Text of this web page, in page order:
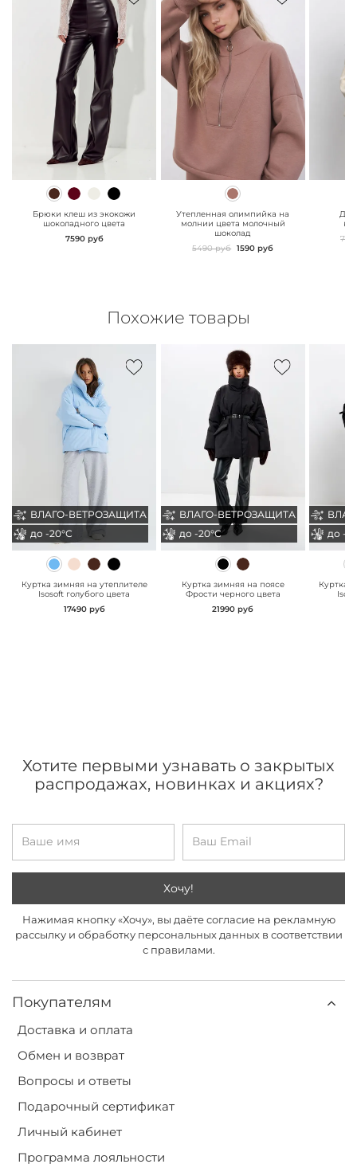
" class="js-prevent-
images">
Брюки клеш из экокожи
шоколадного цвета
7590 руб
" class="js-prevent-
Утепленная олимпийка на
молнии цвета молочный
шоколад
5490 руб 1590 руб
Похожие товары
ВЛАГО-ВЕТРОЗАЩИТА
до -20°С
" class="js-prevent-
images">
ВЛАГО-ВЕТРОЗАЩИТА
до -20°С
Куртка зимняя на утеплителе
Isosoft голубого цвета
17490 руб
ВЛАГО-ВЕТРОЗАЩИТА
до -20°С
" class="js-prevent-
ВЛАГО-ВЕТРОЗАЩИТА
до -20°С
Куртка зимняя на поясе
Фрости черного цвета
21990 руб
до -
"
до -
Куртка
Покупателям
Доставка и оплата
Обмен и возврат
Вопросы и ответы
Подарочный сертификат
Личный кабинет
Программа лояльности
Хотите первыми узнавать о закрытых
распродажах, новинках и акциях?
Хочу!
Нажимая кнопку «Хочу», вы даёте согласие на рекламную
рассылку и обработку персональных данных в соответствии
с правилами.